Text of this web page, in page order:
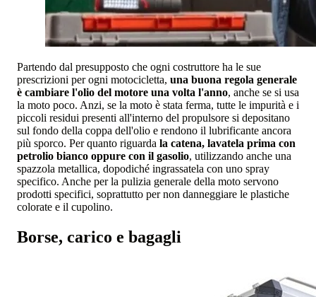
Partendo dal presupposto che ogni costruttore ha le sue
prescrizioni per ogni motocicletta, una buona regola generale
è cambiare l'olio del motore una volta l'anno, anche se si usa
la moto poco. Anzi, se la moto è stata ferma, tutte le impurità e i
piccoli residui presenti all'interno del propulsore si depositano
sul fondo della coppa dell'olio e rendono il lubrificante ancora
più sporco. Per quanto riguarda la catena, lavatela prima con
petrolio bianco oppure con il gasolio, utilizzando anche una
spazzola metallica, dopodiché ingrassatela con uno spray
specifico. Anche per la pulizia generale della moto servono
prodotti specifici, soprattutto per non danneggiare le plastiche
colorate e il cupolino.
Borse, carico e bagagli